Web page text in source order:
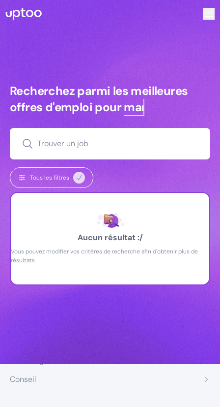
Recherchez parmi les meilleures
Recherchez parmi les meilleures
offres d'emploi pourmanagers
Trouver un job
Tous les filtres
Aucun résultat :/
Vous pouvez modifier vos critères de recherche afin d'obtenir plus de
résultats
Conseil